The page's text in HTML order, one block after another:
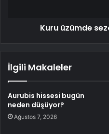
Kuru üzümde
İlgili Makaleler
Aurubis hissesi bugün
neden düşüyor?
Ağustos 7, 2026